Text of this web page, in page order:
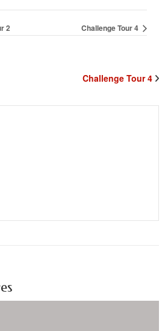
2 Challenge Tour 4
Challenge Tour 4